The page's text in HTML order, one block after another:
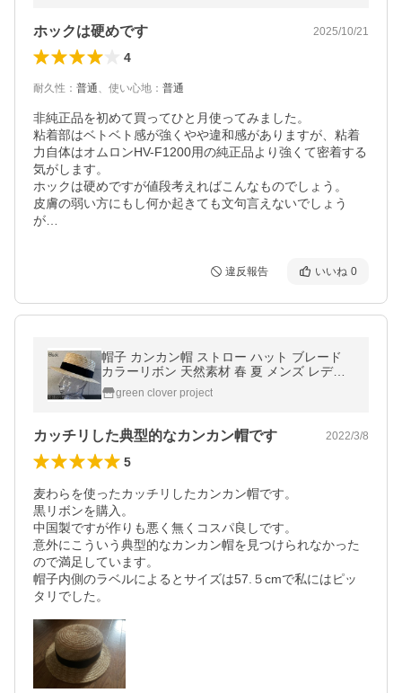
ホックは硬めです 2025/10/21
4
耐久性 ： 普通、 使い心地 ： 普通
非純正品を初めて買ってひと月使ってみました。
粘着部はベトベト感が強くやや違和感がありますが、粘着
力自体はオムロンHV-F1200用の純正品より強くて密着する
気がします。
ホックは硬めですが値段考えればこんなものでしょう。
皮膚の弱い方にもし何か起きても文句言えないでしょう
が…
違反報告 いいね 0
帽子 カンカン帽 ストロー ハット ブレード
カラーリボン 天然素材 春 夏 メンズ レディ
ース 男女兼用 麦わら リゾート 【店内商品２
点以上ご購入で送料無料】
green clover project
カッチリした典型的なカンカン帽です 2022/3/8
5
麦わらを使ったカッチリしたカンカン帽です。
黒リボンを購入。
中国製ですが作りも悪く無くコスパ良しです。
意外にこういう典型的なカンカン帽を見つけられなかった
ので満足しています。
帽子内側のラベルによるとサイズは57.５cmで私にはピッ
タリでした。